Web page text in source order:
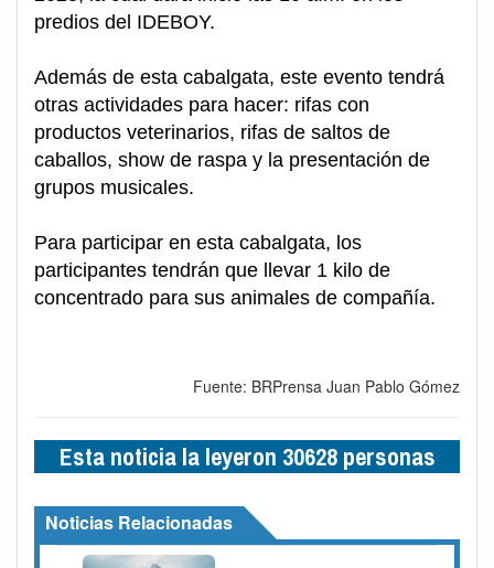
predios del IDEBOY.
Además de esta cabalgata, este evento tendrá
otras actividades para hacer: rifas con
productos veterinarios, rifas de saltos de
caballos, show de raspa y la presentación de
grupos musicales.
Para participar en esta cabalgata, los
participantes tendrán que llevar 1 kilo de
concentrado para sus animales de compañía.
Fuente: BRPrensa Juan Pablo Gómez
Esta noticia la leyeron 30628 personas
Noticias Relacionadas